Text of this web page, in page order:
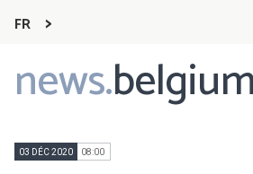
FR
news.belgium
Main
navigation
03 DÉC 2020 08:00